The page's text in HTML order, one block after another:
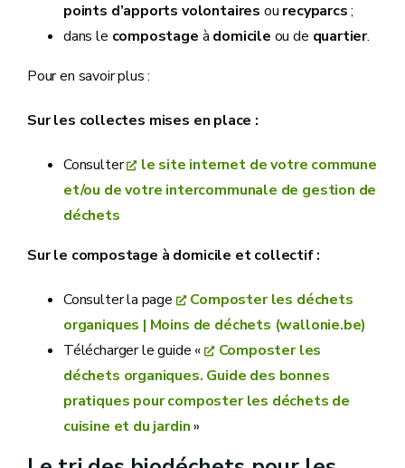
points d’apports volontaires ou recyparcs;
dans le compostage à domicile ou de quartier.
Pour en savoir plus :
Sur les collectes mises en place :
Consulter
le site internet de votre commune
et/ou de votre intercommunale de gestion de
déchets
Sur le compostage à domicile et collectif :
Consulter la page
Composter les déchets
organiques | Moins de déchets (wallonie.be)
Télécharger le guide «
Composter les
déchets organiques. Guide des bonnes
pratiques pour composter les déchets de
cuisine et du jardin»